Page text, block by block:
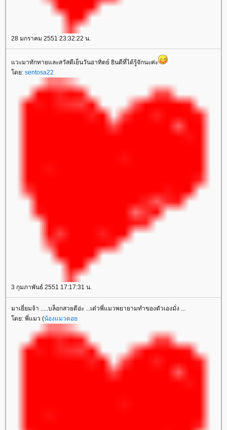
28 มกราคม 2551 23:32:22 น.
วะมาทักทายและสวัสดีเย็นวันอาทิตย์ ยินดีที่ได้รู้จักนะค่ะ
ดย: sentosa22
3 กุมภาพันธ์ 2551 17:17:31 น.
มาเยี่ยมจ้า .....บล็อกสวยดีอ่ะ ...เด๋วพี่แมวพยายามทำของตัวเองมั่ง ...
ดย: พี่แมว (น้องแมวดอ